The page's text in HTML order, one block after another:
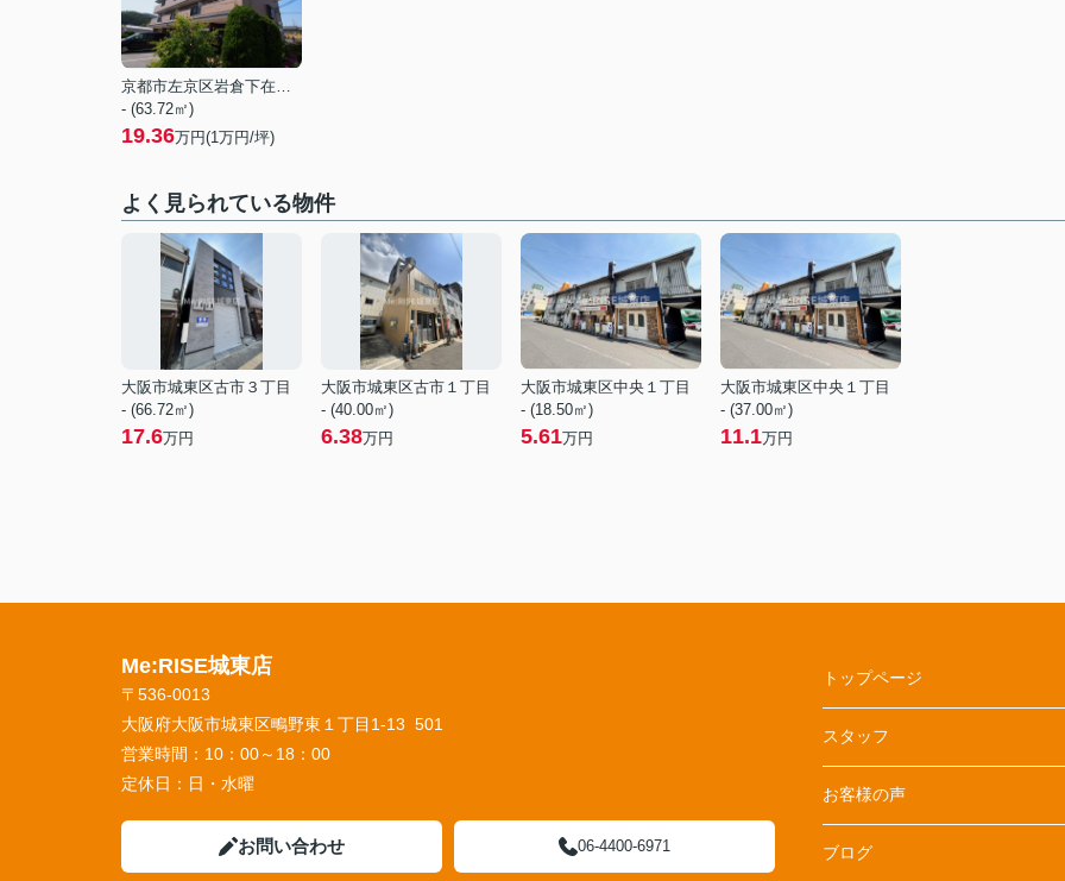
- (63.72㎡)
19.36万円(1万円/坪)
よく見られている物件
大阪市城東区古市３丁目
- (66.72㎡)
17.6万円
大阪市城東区古市１丁目
- (40.00㎡)
6.38万円
大阪市城東区中央１丁目
- (18.50㎡)
5.61万円
大阪市城東区中央１丁目
- (37.00㎡)
11.1万円
Me:RISE城東店
〒536-0013
大阪府大阪市城東区鴫野東１丁目1-13 501
営業時間： 10：00～18：00
定休日： 日・水曜
お問い合わせ 06-4400-6971
トップページ
スタッフ
お客様の声
ブログ